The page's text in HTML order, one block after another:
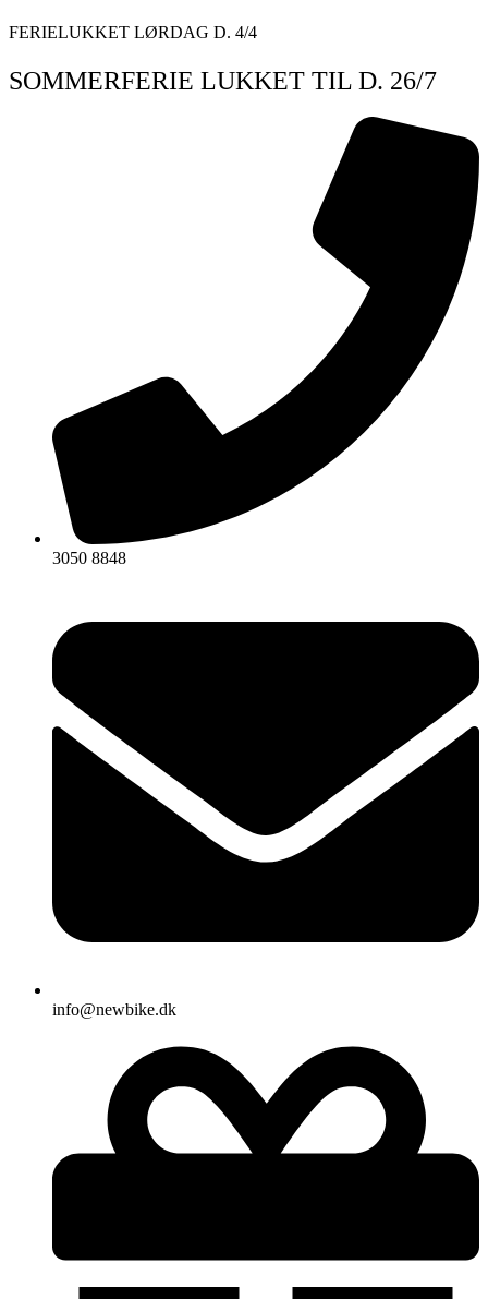
Videre
indhold
FERIELUKKET LØRDAG D. 4/4
SOMMERFERIE LUKKET TIL D. 26/7
3050 8848
info@newbike.dk